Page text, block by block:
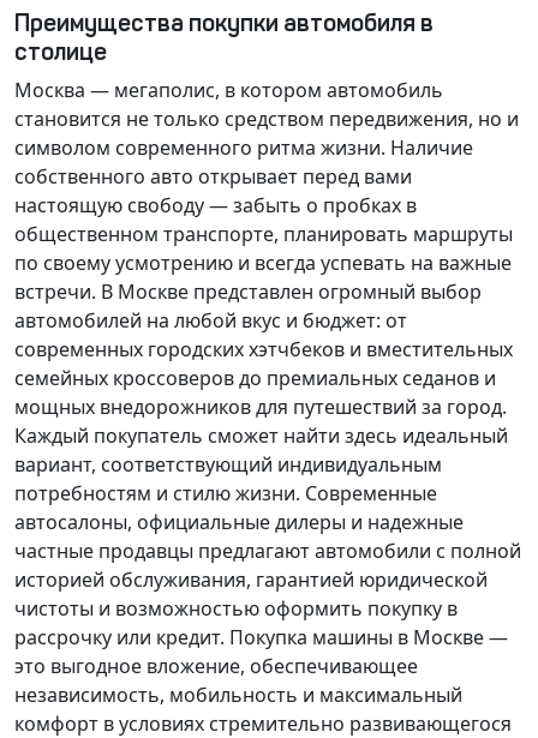
Преимущества покупки автомобиля в
столице
Москва — мегаполис, в котором автомобиль
становится не только средством передвижения, но и
символом современного ритма жизни. Наличие
собственного авто открывает перед вами
настоящую свободу — забыть о пробках в
общественном транспорте, планировать маршруты
по своему усмотрению и всегда успевать на важные
встречи. В Москве представлен огромный выбор
автомобилей на любой вкус и бюджет: от
современных городских хэтчбеков и вместительных
семейных кроссоверов до премиальных седанов и
мощных внедорожников для путешествий за город.
Каждый покупатель сможет найти здесь идеальный
вариант, соответствующий индивидуальным
потребностям и стилю жизни. Современные
автосалоны, официальные дилеры и надежные
частные продавцы предлагают автомобили с полной
историей обслуживания, гарантией юридической
чистоты и возможностью оформить покупку в
рассрочку или кредит. Покупка машины в Москве —
это выгодное вложение, обеспечивающее
независимость, мобильность и максимальный
комфорт в условиях стремительно развивающегося